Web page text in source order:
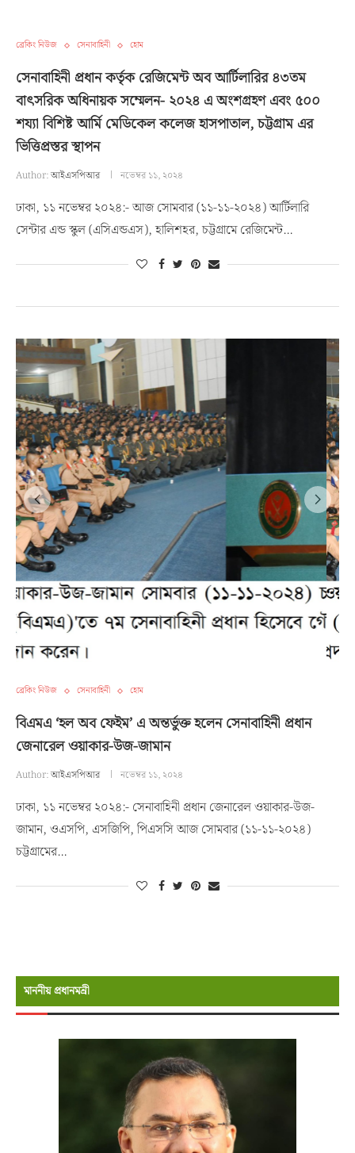
ব্রেকিং নিউজ সেনাবাহিনী হোম
সেনাবাহিনী প্রধান কর্তৃক রেজিমেন্ট অব আর্টিলারির ৪৩তম
বাৎসরিক অধিনায়ক সম্মেলন- ২০২৪ এ অংশগ্রহণ এবং ৫০০
শয্যা বিশিষ্ট আর্মি মেডিকেল কলেজ হাসপাতাল, চট্টগ্রাম এর
ভিত্তিপ্রস্তর স্থাপন
Author:আইএসপিআর নভেম্বর ১১, ২০২৪
ঢাকা, ১১ নভেম্বর ২০২৪:- আজ সোমবার (১১-১১-২০২৪) আর্টিলারি
সেন্টার এন্ড স্কুল (এসিএন্ডএস), হালিশহর, চট্টগ্রামে রেজিমেন্ট…
ব্রেকিং নিউজ সেনাবাহিনী হোম
বিএমএ ‘হল অব ফেইম’ এ অন্তর্ভুক্ত হলেন সেনাবাহিনী প্রধান
জেনারেল ওয়াকার-উজ-জামান
Author:আইএসপিআর নভেম্বর ১১, ২০২৪
ঢাকা, ১১ নভেম্বর ২০২৪:- সেনাবাহিনী প্রধান জেনারেল ওয়াকার-উজ-
জামান, ওএসপি, এসজিপি, পিএসসি আজ সোমবার (১১-১১-২০২৪)
চট্টগ্রামের…
মাননীয় প্রধানমন্রী